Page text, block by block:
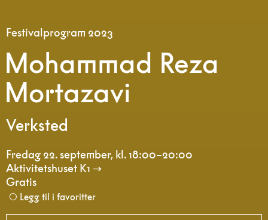
Festivalprogram 2023
Mohammad Reza
Mortazavi
Verksted
Fredag 22. september, kl. 18:00–20:00
Aktivitetshuset K1
Gratis
Legg til i favoritter